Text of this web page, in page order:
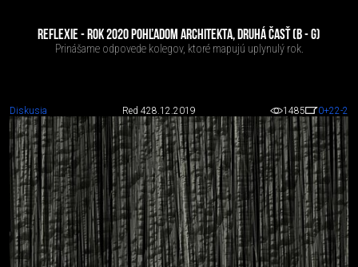
REFLEXIE - ROK 2020 POHĽADOM ARCHITEKTA, DRUHÁ ČASŤ (B - G)
Prinášame odpovede kolegov, ktoré mapujú uplynulý rok.
Diskusia Red 428.12.2019 1485 0+22-2